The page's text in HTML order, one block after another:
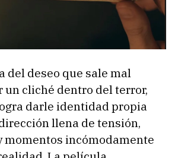
del deseo que sale mal
un cliché dentro del terror,
darle identidad propia
llena de tensión,
momentos incómodamente